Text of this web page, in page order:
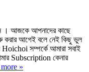
। আজকে আপনাদের কাছে
আগেই বলে নেই কিছু ভুল
Hoichoi সম্পর্কে আমারা সবাই
Subscription কেনার
»